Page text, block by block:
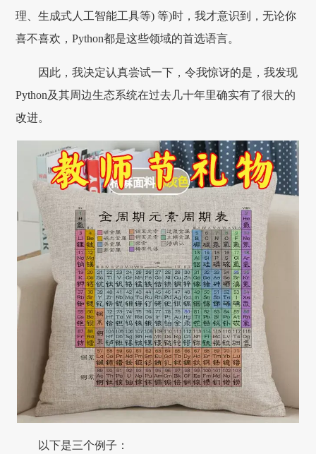
理、生成式人工智能工具等) 等)时，我才意识到，无论你
喜不喜欢，Python都是这些领域的首选语言。
因此，我决定认真尝试一下，令我惊讶的是，我发现
Python及其周边生态系统在过去几十年里确实有了很大的
改进。
以下是三个例子：